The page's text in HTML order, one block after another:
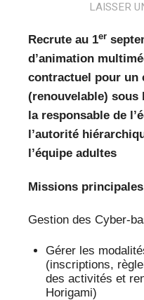
VEILLE PRO
RESSOURCES
OFFRES
LAISSER
Recrute au 1er
d’animation
contractuel pour un
(renouvelable) sous
la responsable de
l’autorité
l’équipe adultes
Missions
Gestion des Cyber-
Gérer les
(inscriptions,
des activités et
Horigami)